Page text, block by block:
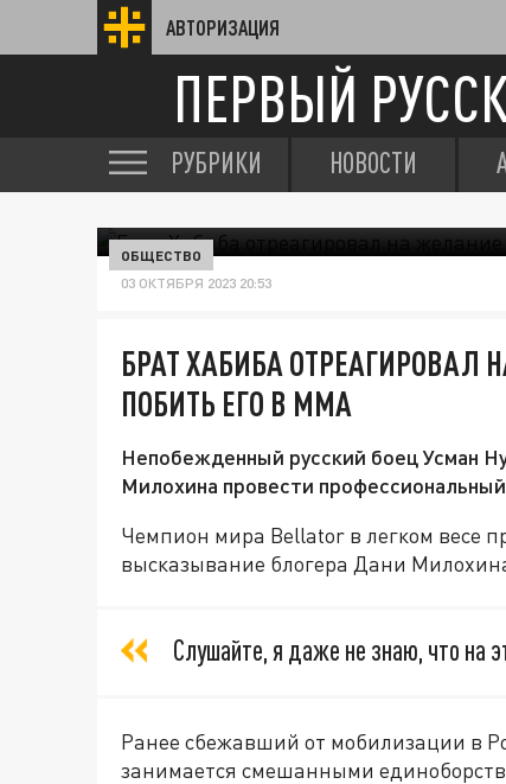
АВТОРИЗАЦИЯ
ПЕРВЫЙ
РУБРИКИ НОВОСТИ
ОБЩЕСТВО
03 ОКТЯБРЯ 2023 20:53
БРАТ ХАБИБА
ПОБИТЬ ЕГО В ММА
Непобежденный русский боец Усман
Милохина провести
Чемпион мира Bellator в легком весе
высказывание блогера Дани
Слушайте, я даже не знаю, что на
Ранее сбежавший от мобилизации в
занимается смешанными